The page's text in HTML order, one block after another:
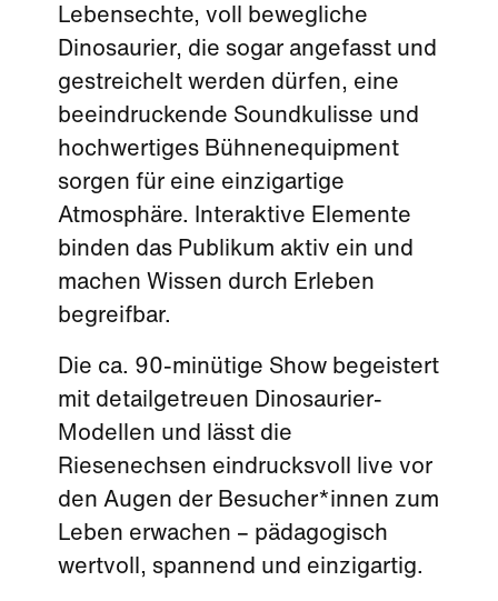
Lebensechte, voll bewegliche
Dinosaurier, die sogar angefasst und
gestreichelt werden dürfen, eine
beeindruckende Soundkulisse und
hochwertiges Bühnenequipment
sorgen für eine einzigartige
Atmosphäre. Interaktive Elemente
binden das Publikum aktiv ein und
machen Wissen durch Erleben
begreifbar.
Die ca. 90-minütige Show begeistert
mit detailgetreuen Dinosaurier-
Modellen und lässt die
Riesenechsen eindrucksvoll live vor
den Augen der Besucher*innen zum
Leben erwachen – pädagogisch
wertvoll, spannend und einzigartig.